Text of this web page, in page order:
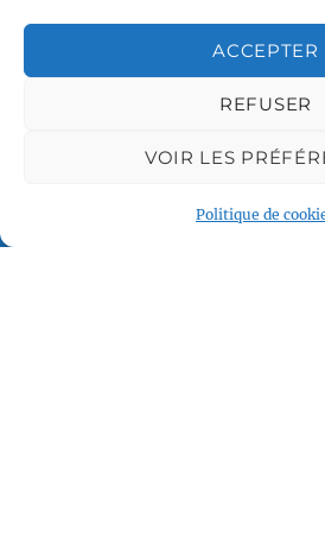
ACCEPTER
REFUSER
VOIR LES
Politique de